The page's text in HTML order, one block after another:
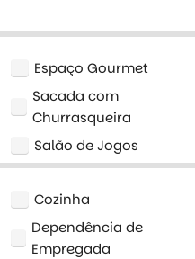
Espaço Gourmet
Sacada com
Churrasqueira
Salão de Jogos
Cozinha
Dependência de
Empregada